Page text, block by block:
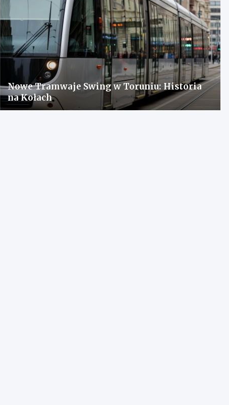
Nowe Tramwaje Swing w Toruniu: Historia
na Kołach